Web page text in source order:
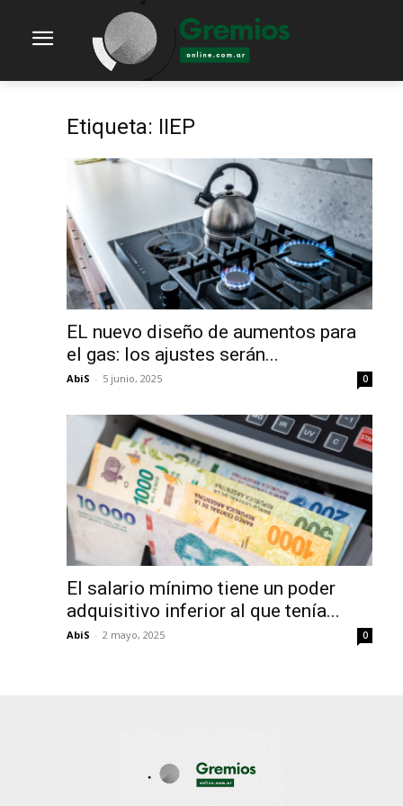
Etiqueta: IIEP
EL nuevo diseño de aumentos para
el gas: los ajustes serán...
AbiS - 5 junio, 2025 0
El salario mínimo tiene un poder
adquisitivo inferior al que tenía...
AbiS - 2 mayo, 2025 0